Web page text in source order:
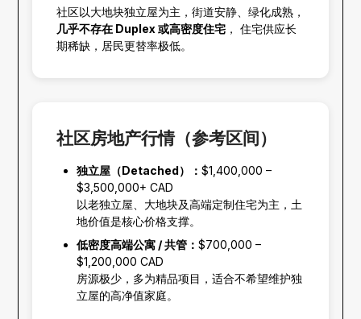
社区以大地块独立屋为主，街道安静、绿化成熟，
几乎不存在 Duplex 或高密度住宅， 住宅供应长
期稀缺，居民更替率极低。
社区房地产行情（参考区间）
独立屋（Detached）： $1,400,000 –
$3,500,000+ CAD
以老独立屋、大地块及高端定制住宅为主，土
地价值是核心价格支撑。
低密度高端公寓 / 共管： $700,000 –
$1,200,000 CAD
房源极少，多为精品项目，适合不希望维护独
立屋的高净值家庭。